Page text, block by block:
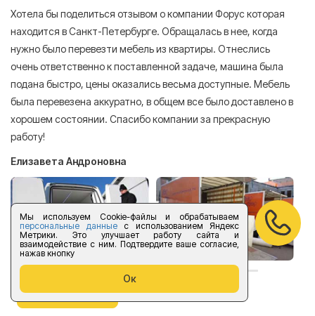
Мы используем Cookie-файлы и обрабатываем
персональные данныес использованием Яндекс
Метрики. Это улучшает работу сайта и
взаимодействие с ним. Подтвердите ваше согласие,
нажав кнопку
Ок
Хотела бы поделиться отзывом о компании Форус которая
находится в Санкт-Петербурге. Обращалась в нее, когда
нужно было перевезти мебель из квартиры. Отнеслись
очень ответственно к поставленной задаче, машина была
подана быстро, цены оказались весьма доступные. Мебель
была перевезена аккуратно, в общем все было доставлено в
хорошем состоянии. Спасибо компании за прекрасную
работу!
Елизавета Андроновна
оставить отзыв